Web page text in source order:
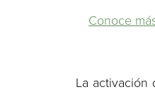
Conoce
La activación